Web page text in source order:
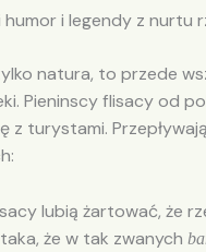
i legendy z nurtu
natura, to przede
Pieninscy flisacy od
z turystami.
lubią żartować, że
że w tak zwanych